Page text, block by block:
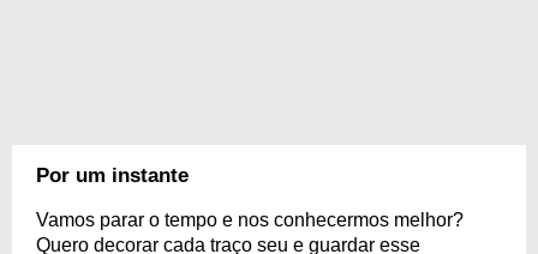
Por um instante
Vamos parar o tempo e nos conhecermos melhor?
Quero decorar cada traço seu e guardar esse